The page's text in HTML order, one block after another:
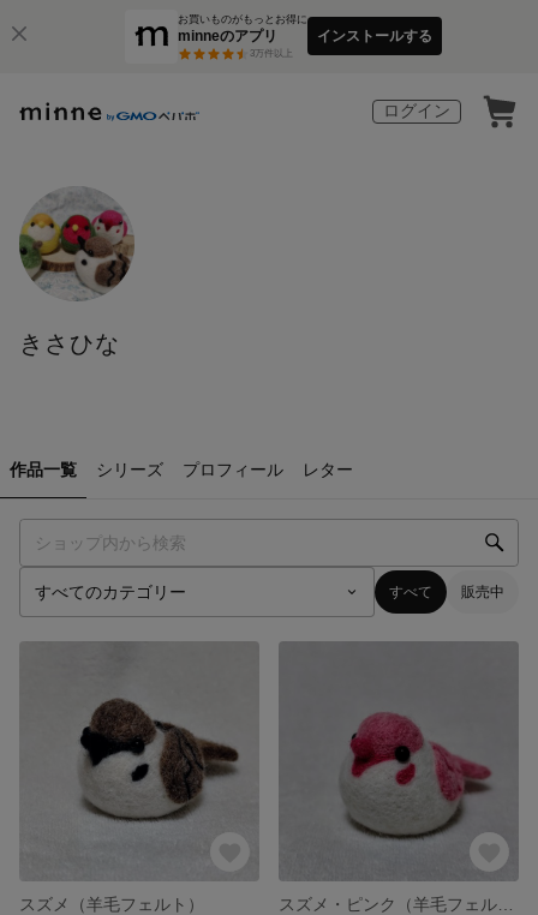
お買いものがもっとお得に
minneのアプリ
3万件以上
インストールする
ログイン
きさひな
作品一覧 シリーズ プロフィール レター
すべて 販売中
スズメ（羊毛フェルト）